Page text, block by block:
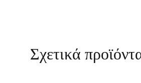
Σχετικά